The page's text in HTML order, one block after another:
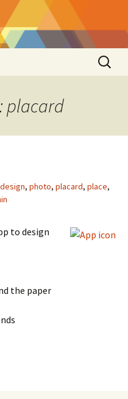
Suchen
nach:
placard
design, photo, placard, place,
to design
the paper